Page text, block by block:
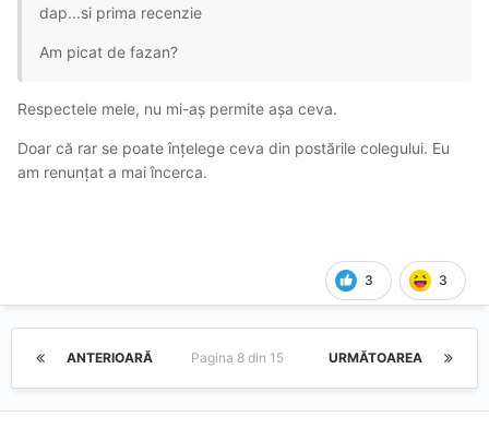
dap...si prima recenzie
Am picat de fazan?
Respectele mele, nu mi-aș permite așa ceva.
Doar că rar se poate înțelege ceva din postările colegului. Eu
am renunțat a mai încerca.
3 3
ANTERIOARĂ URMĂTOAREA
Pagina 8 din 15